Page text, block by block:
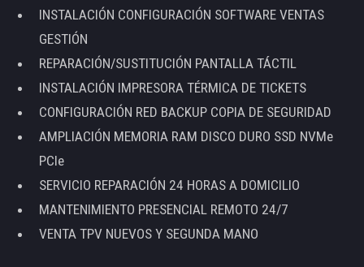
INSTALACIÓN CONFIGURACIÓN SOFTWARE VENTAS
GESTIÓN
REPARACIÓN/SUSTITUCIÓN PANTALLA TÁCTIL
INSTALACIÓN IMPRESORA TÉRMICA DE TICKETS
CONFIGURACIÓN RED BACKUP COPIA DE SEGURIDAD
AMPLIACIÓN MEMORIA RAM DISCO DURO SSD NVMe
PCIe
SERVICIO REPARACIÓN 24 HORAS A DOMICILIO
MANTENIMIENTO PRESENCIAL REMOTO 24/7
VENTA TPV NUEVOS Y SEGUNDA MANO